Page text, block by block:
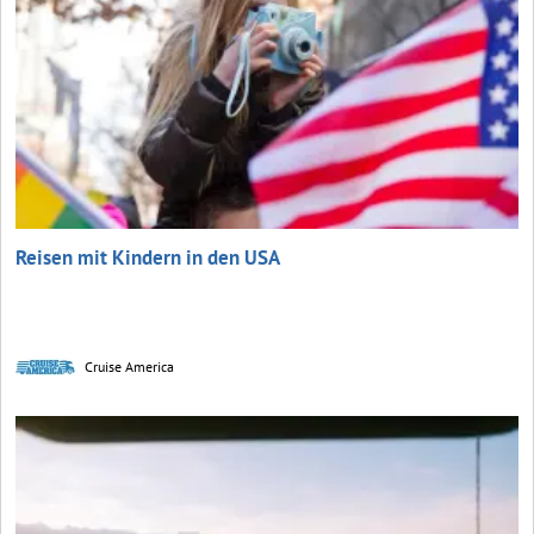
Reisen mit Kindern in den USA
Cruise America